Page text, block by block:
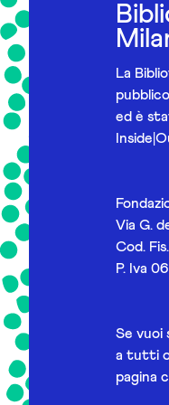
La
ed è
Via G.
Cod.
P. Iva
Se vuoi
a tutti o
pagina